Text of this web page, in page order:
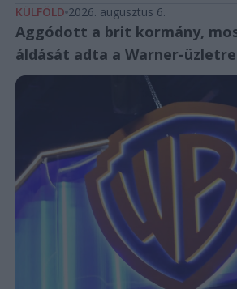
KÜLFÖLD 2026. augusztus 6.
Aggódott a brit kormány,
áldását adta a Warner-üzletre